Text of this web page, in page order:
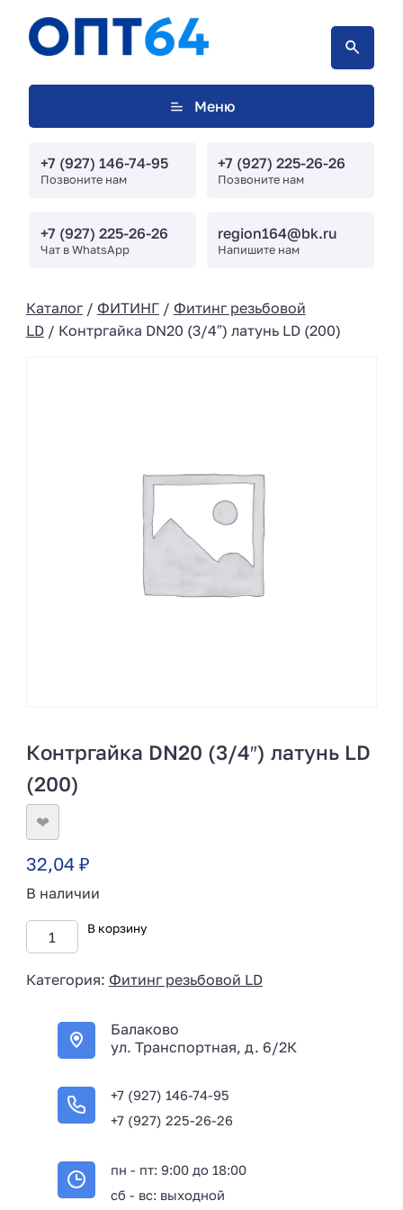
Меню
+7 (927) 146-74-95
Позвоните нам
+7 (927) 225-26-26
Позвоните нам
+7 (927) 225-26-26
Чат в WhatsApp
region164@bk.ru
Напишите нам
Каталог/ ФИТИНГ/ Фитинг резьбовой
LD/ Контргайка DN20 (3/4″) латунь LD (200)
Контргайка DN20 (3/4″) латунь LD
(200)
❤
32,04 ₽
В наличии
В корзину
Категория: Фитинг резьбовой LD
Балаково
ул. Транспортная, д. 6/2К
+7 (927) 146-74-95
+7 (927) 225-26-26
пн - пт: 9:00 до 18:00
сб - вс: выходной